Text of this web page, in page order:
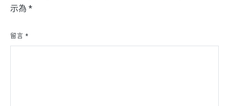
示為 *
留言 *